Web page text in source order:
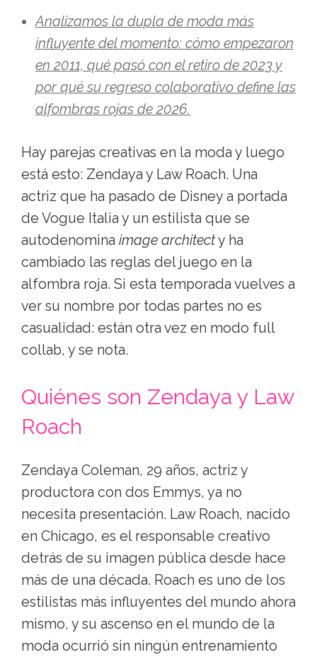
Analizamos la dupla de moda más
influyente del momento: cómo empezaron
en 2011, qué pasó con el retiro de 2023 y
por qué su regreso colaborativo define las
alfombras rojas de 2026.
Hay parejas creativas en la moda y luego
está esto: Zendaya y Law Roach. Una
actriz que ha pasado de Disney a portada
de Vogue Italia y un estilista que se
autodenomina image architecty ha
cambiado las reglas del juego en la
alfombra roja. Si esta temporada vuelves a
ver su nombre por todas partes no es
casualidad: están otra vez en modo full
collab, y se nota.
Quiénes son Zendaya y Law
Roach
Zendaya Coleman, 29 años, actriz y
productora con dos Emmys, ya no
necesita presentación. Law Roach, nacido
en Chicago, es el responsable creativo
detrás de su imagen pública desde hace
más de una década. Roach es uno de los
estilistas más influyentes del mundo ahora
mismo, y su ascenso en el mundo de la
moda ocurrió sin ningún entrenamiento